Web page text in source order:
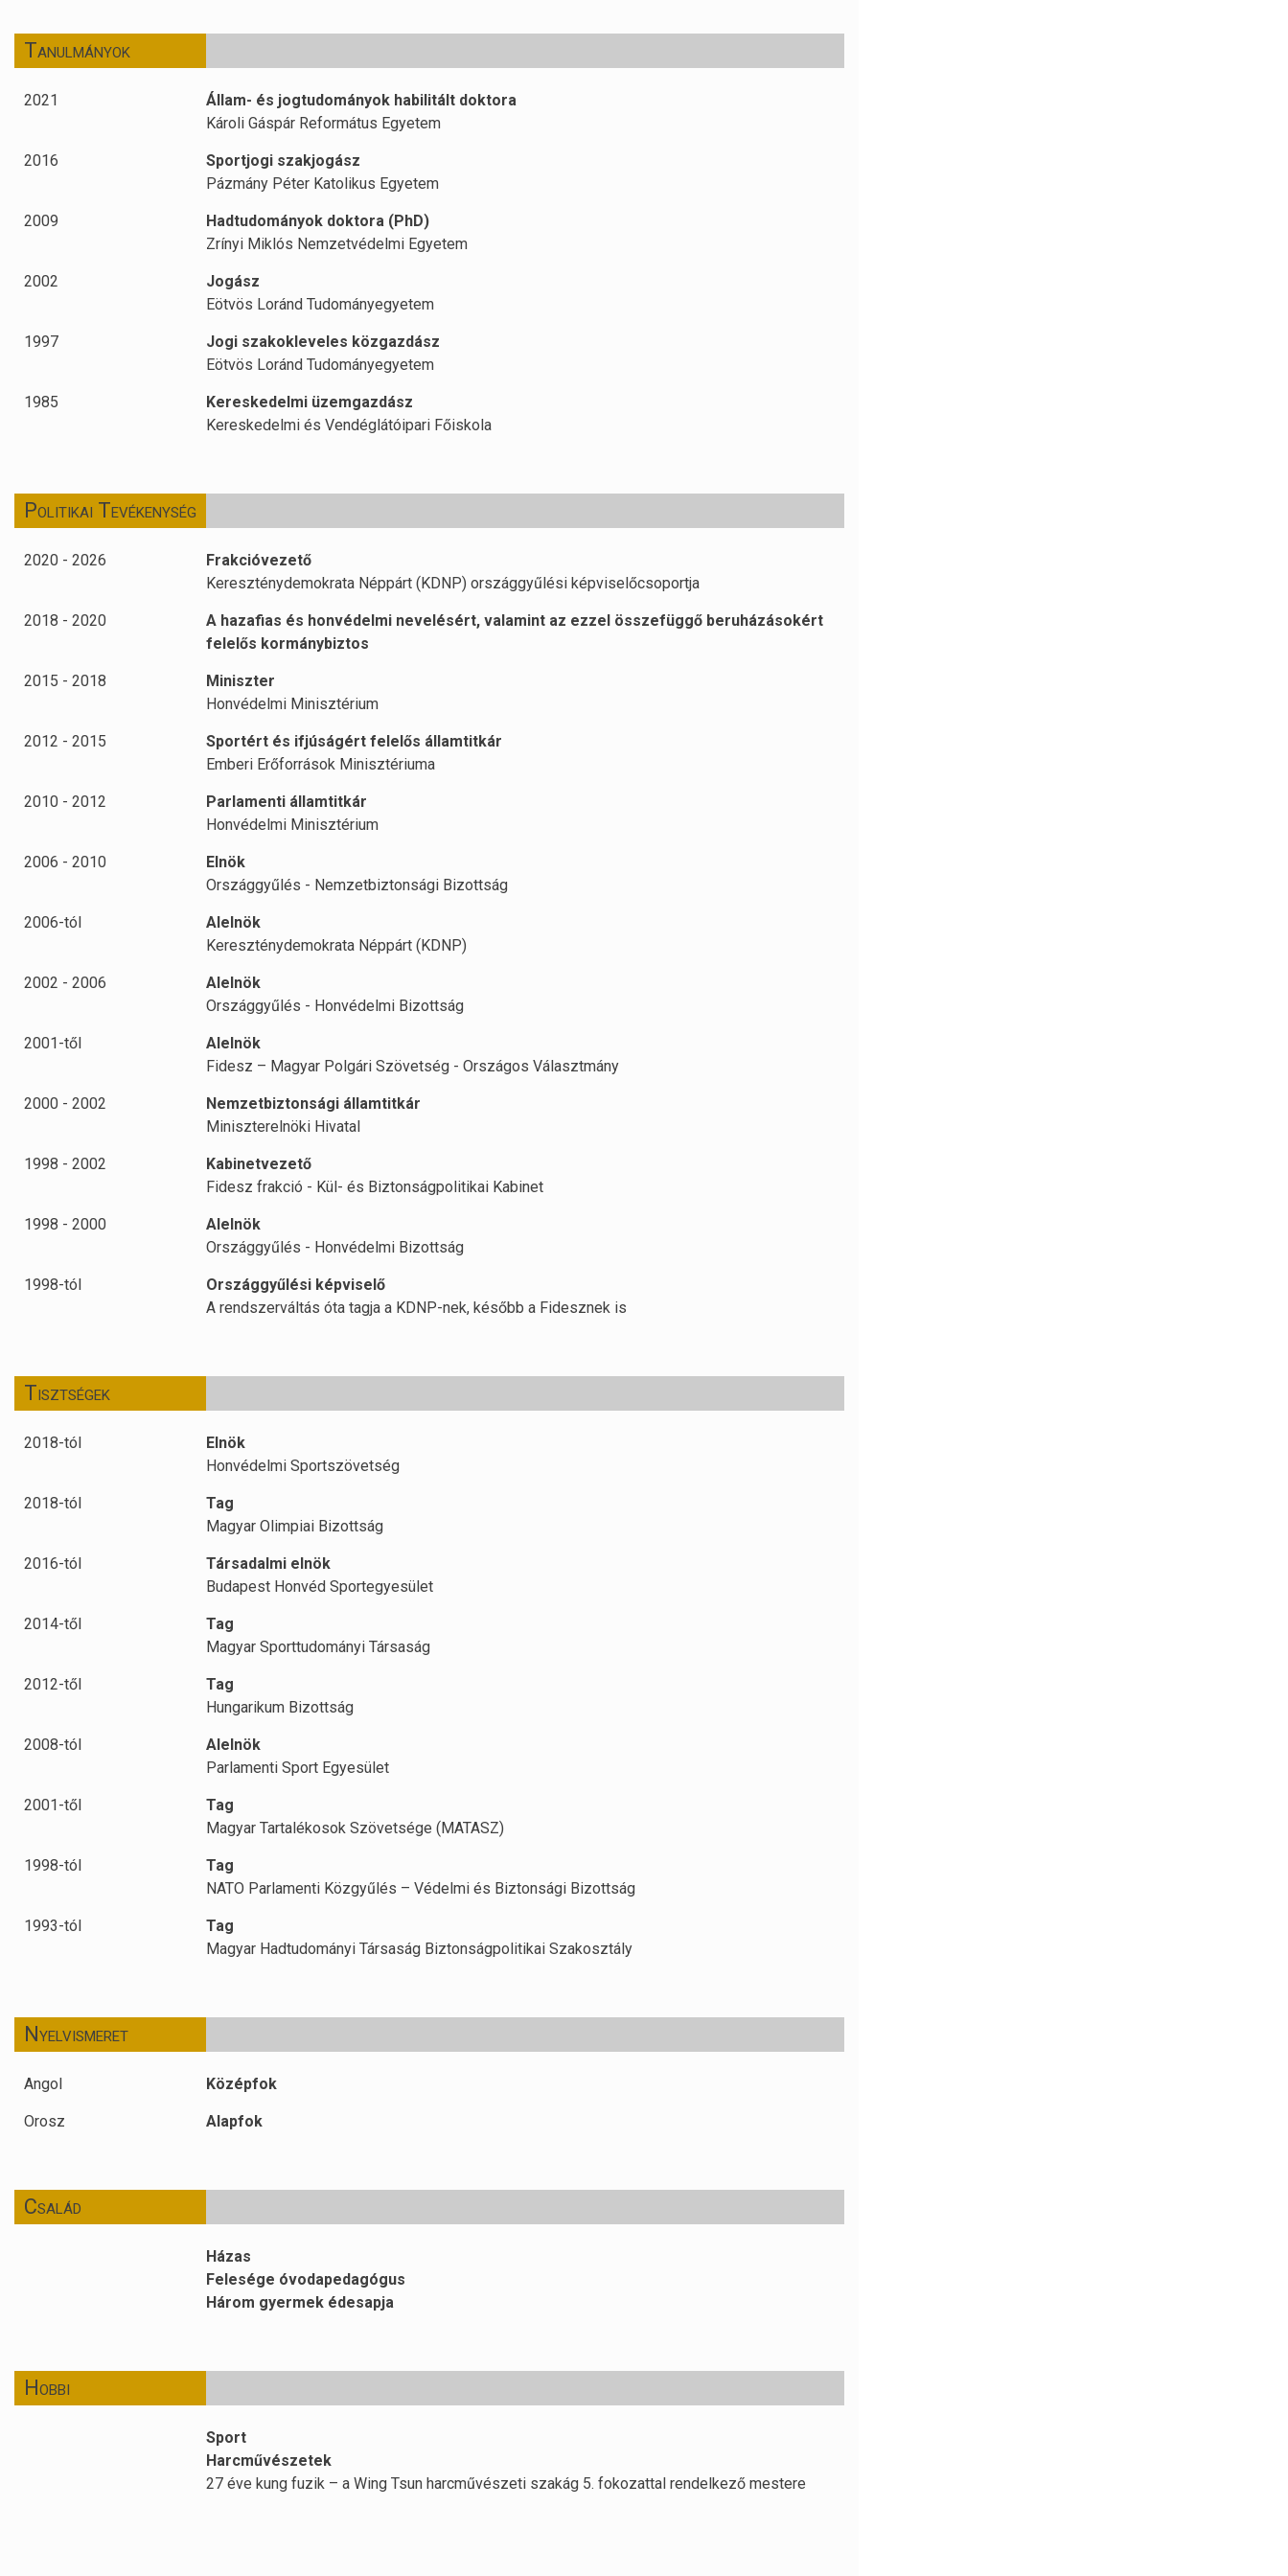
Tanulmányok
2021
Állam- és jogtudományok habilitált doktora
Károli Gáspár Református Egyetem
2016
Sportjogi szakjogász
Pázmány Péter Katolikus Egyetem
2009
Hadtudományok doktora (PhD)
Zrínyi Miklós Nemzetvédelmi Egyetem
2002
Jogász
Eötvös Loránd Tudományegyetem
1997
Jogi szakokleveles közgazdász
Eötvös Loránd Tudományegyetem
1985
Kereskedelmi üzemgazdász
Kereskedelmi és Vendéglátóipari Főiskola
Politikai Tevékenység
2020 - 2026
Frakcióvezető
Kereszténydemokrata Néppárt (KDNP) országgyűlési képviselőcsoportja
2018 - 2020
A hazafias és honvédelmi nevelésért, valamint az ezzel összefüggő beruházásokért
felelős kormánybiztos
2015 - 2018
Miniszter
Honvédelmi Minisztérium
2012 - 2015
Sportért és ifjúságért felelős államtitkár
Emberi Erőforrások Minisztériuma
2010 - 2012
Parlamenti államtitkár
Honvédelmi Minisztérium
2006 - 2010
Elnök
Országgyűlés - Nemzetbiztonsági Bizottság
2006-tól
Alelnök
Kereszténydemokrata Néppárt (KDNP)
2002 - 2006
Alelnök
Országgyűlés - Honvédelmi Bizottság
2001-től
Alelnök
Fidesz – Magyar Polgári Szövetség - Országos Választmány
2000 - 2002
Nemzetbiztonsági államtitkár
Miniszterelnöki Hivatal
1998 - 2002
Kabinetvezető
Fidesz frakció - Kül- és Biztonságpolitikai Kabinet
1998 - 2000
Alelnök
Országgyűlés - Honvédelmi Bizottság
1998-tól
Országgyűlési képviselő
A rendszerváltás óta tagja a KDNP-nek, később a Fidesznek is
Tisztségek
2018-tól
Elnök
Honvédelmi Sportszövetség
2018-tól
Tag
Magyar Olimpiai Bizottság
2016-tól
Társadalmi elnök
Budapest Honvéd Sportegyesület
2014-től
Tag
Magyar Sporttudományi Társaság
2012-től
Tag
Hungarikum Bizottság
2008-tól
Alelnök
Parlamenti Sport Egyesület
2001-től
Tag
Magyar Tartalékosok Szövetsége (MATASZ)
1998-tól
Tag
NATO Parlamenti Közgyűlés – Védelmi és Biztonsági Bizottság
1993-tól
Tag
Magyar Hadtudományi Társaság Biztonságpolitikai Szakosztály
Nyelvismeret
Angol Középfok
Orosz Alapfok
Család
Házas
Felesége óvodapedagógus
Három gyermek édesapja
Hobbi
Sport
Harcművészetek
27 éve kung fuzik – a Wing Tsun harcművészeti szakág 5. fokozattal rendelkező mestere